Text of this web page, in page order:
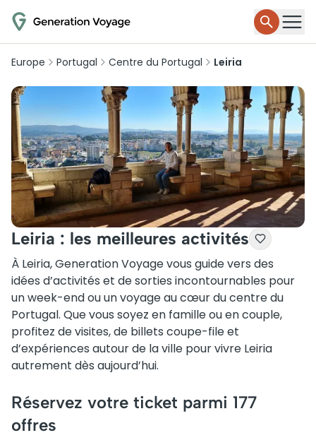
Europe Portugal Centre du Portugal Leiria
Leiria : les meilleures activités
À Leiria, Generation Voyage vous guide vers des
idées d’activités et de sorties incontournables pour
un week-end ou un voyage au cœur du centre du
Portugal. Que vous soyez en famille ou en couple,
profitez de visites, de billets coupe-file et
d’expériences autour de la ville pour vivre Leiria
autrement dès aujourd’hui.
Réservez votre ticket parmi 177
offres